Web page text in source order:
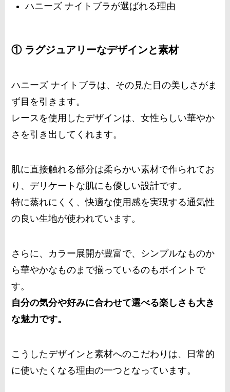
ハニーズ ナイトブラが選ばれる理由
① ラグジュアリーなデザインと素材
ハニーズ ナイトブラは、その見た目の美しさがま
ず目を引きます。
レースを使用したデザインは、女性らしい華やか
さを引き出してくれます。
肌に直接触れる部分は柔らかい素材で作られてお
り、デリケートな肌にも優しい設計です。
特に蒸れにくく、快適な使用感を実現する通気性
の良い生地が使われています。
さらに、カラー展開が豊富で、シンプルなものか
ら華やかなものまで揃っているのもポイントで
す。
自分の気分や好みに合わせて選べる楽しさも大き
な魅力です。
こうしたデザインと素材へのこだわりは、日常的
に使いたくなる理由の一つとなっています。